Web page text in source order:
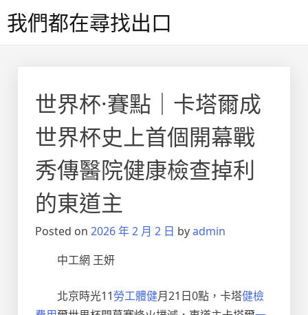
to我們都在尋找出口
世界杯·賽點｜卡塔爾成
世界杯史上首個開幕戰
秀傳醫院健康檢查掉利
的東道主
Posted on 2026 年 2 月 2 日 byadmin
中工網 王妍
北京時光11勞工體健月21 日0點，卡塔健檢